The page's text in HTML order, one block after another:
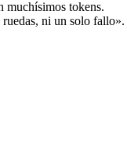
muchísimos tokens.
ni un solo fallo».